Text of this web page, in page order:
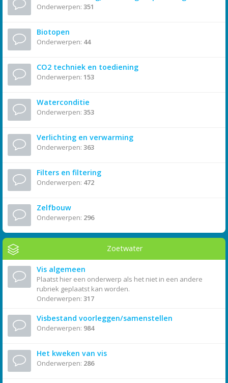
Onderwerpen: 351
Biotopen
Onderwerpen: 44
CO2 techniek en toediening
Onderwerpen: 153
Waterconditie
Onderwerpen: 353
Verlichting en verwarming
Onderwerpen: 363
Filters en filtering
Onderwerpen: 472
Zelfbouw
Onderwerpen: 296
Zoetwater
Vis algemeen
Plaatst hier een onderwerp als het niet in een andere
rubriek geplaatst kan worden.
Onderwerpen: 317
Visbestand voorleggen/samenstellen
Onderwerpen: 984
Het kweken van vis
Onderwerpen: 286